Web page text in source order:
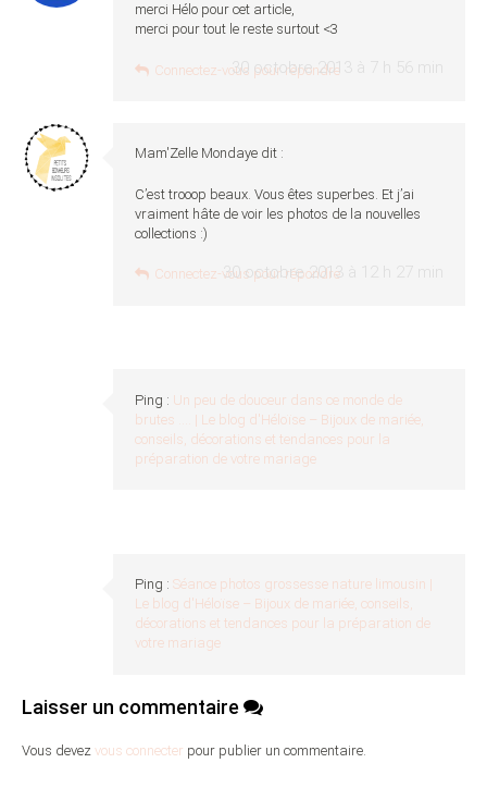
30 octobre 2013 à 7 h 56 min
merci Hélo pour cet article,
merci pour tout le reste surtout <3
Connectez-vous pour répondre
Mam'Zelle Mondaye dit :
30 octobre 2013 à 12 h 27 min
C’est trooop beaux. Vous êtes superbes. Et j’ai
vraiment hâte de voir les photos de la nouvelles
collections :)
Connectez-vous pour répondre
Ping : Un peu de douceur dans ce monde de
brutes …. | Le blog d'Héloïse – Bijoux de mariée,
conseils, décorations et tendances pour la
préparation de votre mariage
Ping : Séance photos grossesse nature limousin |
Le blog d'Héloïse – Bijoux de mariée, conseils,
décorations et tendances pour la préparation de
votre mariage
Laisser un commentaire
Vous devez vous connecter pour publier un commentaire.